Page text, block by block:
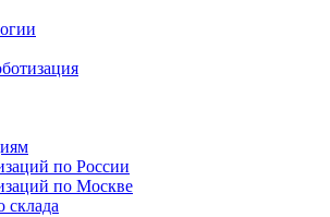
по России
по Москве
склада